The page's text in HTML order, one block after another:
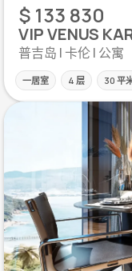
$ 133 830
VIP VENUS
普吉岛 | 卡伦 | 公寓
一居室 4 层 30 平